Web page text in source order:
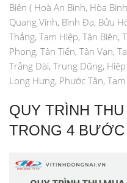
Biên ( Hoà An Bình, Hòa
Quang Vinh, Bình Đa, Bửu
Thắng, Tam Hiệp, Tân Biên,
Phong, Tân Tiến, Tân Vạn,
Trảng Dài, Trung Dũng,
Long Hưng, Phước Tân,
QUY TRÌNH
TRONG 4 BƯỚC